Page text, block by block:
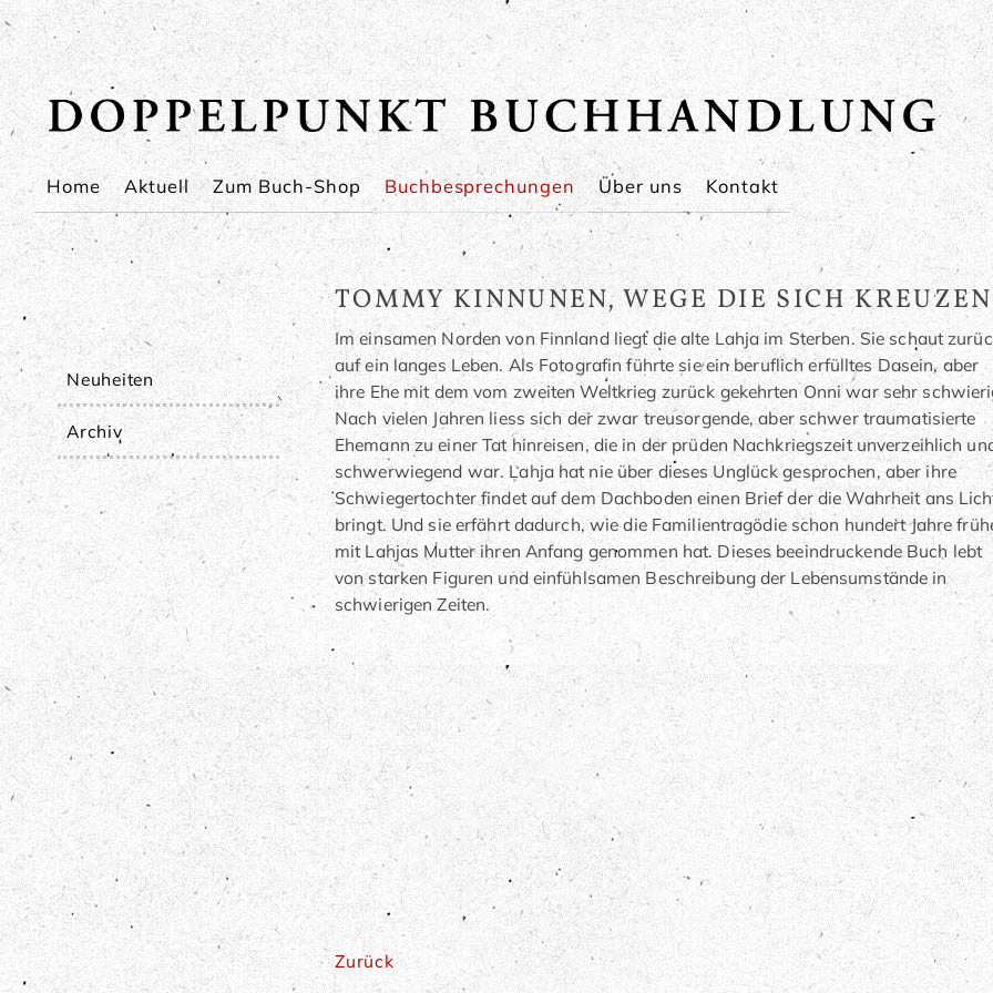
Navigation
überspringen
Home Aktuell Zum Buch-Shop Buchbesprechungen Über uns Kontakt
TOMMY KINNUNEN, WEGE DIE SICH KREUZEN
Im einsamen Norden von Finnland liegt die alte Lahja im Sterben. Sie schaut
auf ein langes Leben. Als Fotografin führte sie ein beruflich erfülltes Dasein, aber
ihre Ehe mit dem vom zweiten Weltkrieg zurück gekehrten Onni war sehr
Nach vielen Jahren liess sich der zwar treusorgende, aber schwer traumatisierte
Ehemann zu einer Tat hinreisen, die in der prüden Nachkriegszeit unverzeihlich
schwerwiegend war. Lahja hat nie über dieses Unglück gesprochen, aber ihre
Schwiegertochter findet auf dem Dachboden einen Brief der die Wahrheit ans
bringt. Und sie erfährt dadurch, wie die Familientragödie schon hundert Jahre
mit Lahjas Mutter ihren Anfang genommen hat. Dieses beeindruckende Buch lebt
von starken Figuren und einfühlsamen Beschreibung der Lebensumstände in
schwierigen Zeiten.
Zurück
Navigation
überspringen
Neuheiten
Archiv